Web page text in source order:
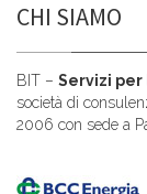
CHI SIAMO
BIT – Servizi
società di
2006 con sede a